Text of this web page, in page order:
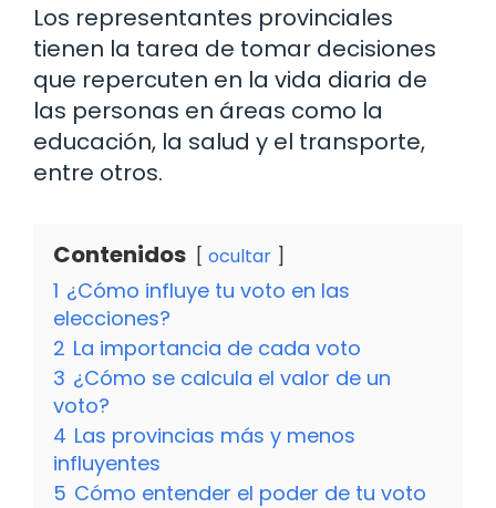
Los representantes provinciales
tienen la tarea de tomar decisiones
que repercuten en la vida diaria de
las personas en áreas como la
educación, la salud y el transporte,
entre otros.
Contenidos ocultar
1 ¿Cómo influye tu voto en las
elecciones?
2 La importancia de cada voto
3 ¿Cómo se calcula el valor de un
voto?
4 Las provincias más y menos
influyentes
5 Cómo entender el poder de tu voto